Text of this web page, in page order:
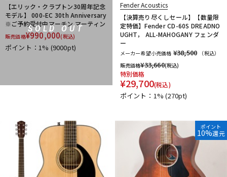
SOLD OUT
【エリック・クラプトン30周年記念
モデル】 000-EC 30th Anniversary
※ご予約受付中マーチン マーティン
販売価格¥990,000(税込)
ポイント：1% (9000pt)
Fender Acoustics
【決算売り尽くしセール】【数量限
定特価】Fender CD-60S DREADNO
UGHT， ALL-MAHOGANY フェンダ
ー
メーカー希望小売価格 ¥38,500
（税込）
販売価格¥33,660(税込)
特別価格
¥29,700(税込)
ポイント：1%(270pt)
ポイント
10%還元